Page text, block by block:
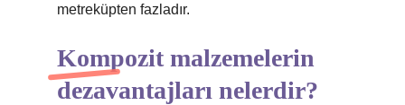
metreküpten fazladır.
Kompozit malzemelerin
dezavantajları nelerdir?